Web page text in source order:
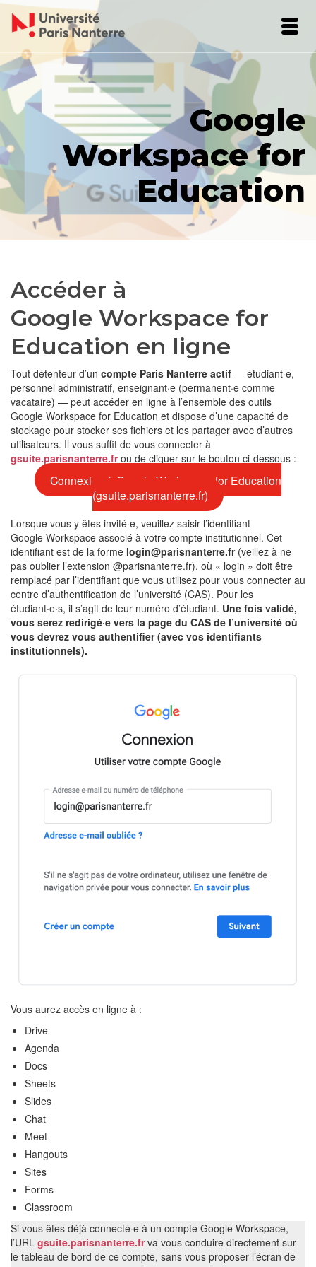
Google
Workspace for
Education
Accéder à
Google Workspace for
Education en ligne
Tout détenteur d’un compte Paris Nanterre actif — étudiant·e,
personnel administratif, enseignant·e (permanent·e comme
vacataire) — peut accéder en ligne à l’ensemble des outils
Google Workspace for Education et dispose d’une capacité de
stockage pour stocker ses fichiers et les partager avec d’autres
utilisateurs. Il vous suffit de vous connecter à
gsuite.parisnanterre.fr ou de cliquer sur le bouton ci-dessous :
Connexion à Google Workspace for Education
(gsuite.parisnanterre.fr)
Lorsque vous y êtes invité·e, veuillez saisir l’identifiant
Google Workspace associé à votre compte institutionnel. Cet
identifiant est de la forme login@parisnanterre.fr(veillez à ne
pas oublier l’extension @parisnanterre.fr), où « login » doit être
remplacé par l’identifiant que vous utilisez pour vous connecter au
centre d’authentification de l’université (CAS). Pour les
étudiant·e·s, il s’agit de leur numéro d’étudiant. Une fois validé,
vous serez redirigé·e vers la page du CAS de l’université où
vous devrez vous authentifier (avec vos identifiants
institutionnels).
Vous aurez accès en ligne à :
Drive
Agenda
Docs
Sheets
Slides
Chat
Meet
Hangouts
Sites
Forms
Classroom
Si vous êtes déjà connecté·e à un compte Google Workspace,
l’URL gsuite.parisnanterre.frva vous conduire directement sur
le tableau de bord de ce compte, sans vous proposer l’écran de